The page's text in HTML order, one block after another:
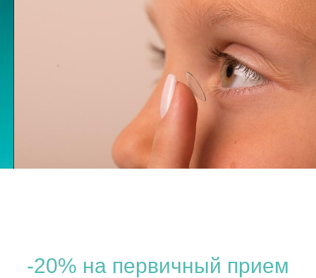
-20% на первичный прием